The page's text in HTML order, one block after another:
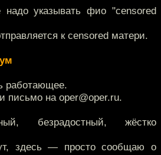
надо указывать фио "censored
к censored матери.
работающее.
письмо на oper@oper.ru.
безрадостный, жёстко
здесь — просто сообщаю о